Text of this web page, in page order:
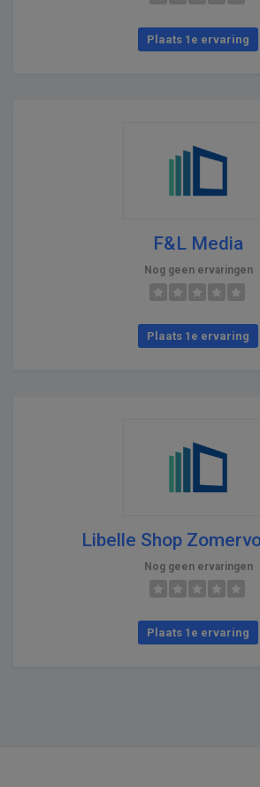
Plaats 1e ervaring
F&L Media
Nog geen ervaringen
Plaats 1e ervaring
Libelle Shop
Nog geen ervaringen
Plaats 1e ervaring